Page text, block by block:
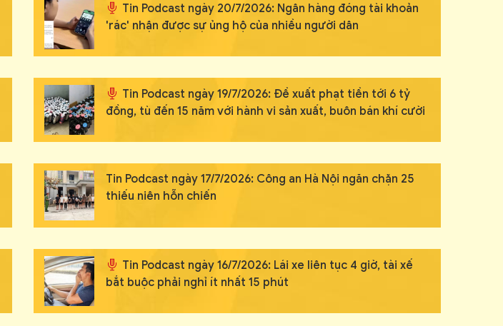
Tin Podcast ngày 20/7/2026: Ngân hàng đóng tài khoản
'rác' nhận được sự ủng hộ của nhiều người dân
Tin Podcast ngày 19/7/2026: Đề xuất phạt tiền tới 6 tỷ
đồng, tù đến 15 năm với hành vi sản xuất, buôn bán khí cười
Tin Podcast ngày 17/7/2026: Công an Hà Nội ngăn chặn 25
thiếu niên hỗn chiến
Tin Podcast ngày 16/7/2026: Lái xe liên tục 4 giờ, tài xế
bắt buộc phải nghỉ ít nhất 15 phút